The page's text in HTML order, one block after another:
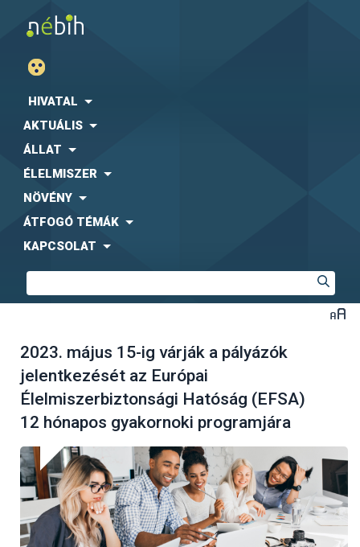
HIVATAL
AKTUÁLIS
ÁLLAT
ÉLELMISZER
NÖVÉNY
ÁTFOGÓ TÉMÁK
KAPCSOLAT
2023. május 15-ig várják a pályázók
jelentkezését az Európai
Élelmiszerbiztonsági Hatóság (EFSA)
12 hónapos gyakornoki programjára